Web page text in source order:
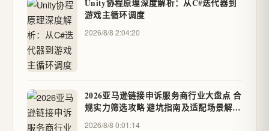
Unity协程原理深度解析：从C#迭代器到
游戏主循环调度
2026/8/8 2:04:20
2026亚马逊链接申诉服务商行业大盘点 合
规实力筛选攻略 避坑指南及适配场景解析
- U渠道
2026/8/8 0:01:14